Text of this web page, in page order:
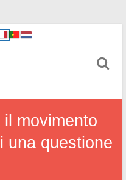
movimento
una questione